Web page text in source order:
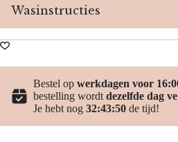
Wasinstructies
Bestel op werkdagen voor
bestelling wordt dezelfde dag
Je hebt nog 32:43:49 de tijd!